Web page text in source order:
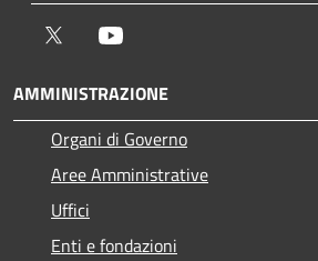
Twitter
AMMINISTRAZIONE
Organi di Governo
Aree Amministrative
Uffici
Enti e fondazioni